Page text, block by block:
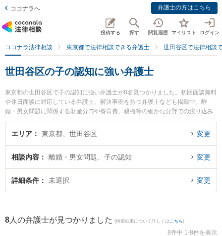
ココナラへ 弁護士の方はこちら
投稿する 探す 閲覧履歴 マイリスト ログイン
ココナラ法律相談 東京都で法律相談できる弁護士 世田谷区で法律相談
世田谷区の子の認知に強い弁護士
東京都の世田谷区で子の認知に強い弁護士が8名見つかりました。初回面談無料
や休日面談に対応している弁護士、解決事例を持つ弁護士なども掲載中。離
婚・男女問題に関係する財産分与や養育費、親権等の細かな分野での絞り込み
検索もでき便利です。特に千歳烏山法律事務所の松宮 英人弁護士や世田谷国際
法律事務所の佐藤 聖也弁護士、弁護士法人東京あすなろ法律事務所の横溝 秀明
たい』『子の認知のトラブル解決の実績豊富な近くの弁護士を検索したい』
『初回相談無料で子の認知を法律相談できる世田谷区内の弁護士に相談予約し
たい』などでお困りの相談者さんにおすすめです。
エリア 東京都、世田谷区 変更
相談内容 離婚・男女問題、子の認知 変更
詳細条件 未選択 変更
8 人の弁護士が見つかりました (検索結果について詳しくは こちら)
8件中 1-8件を表示